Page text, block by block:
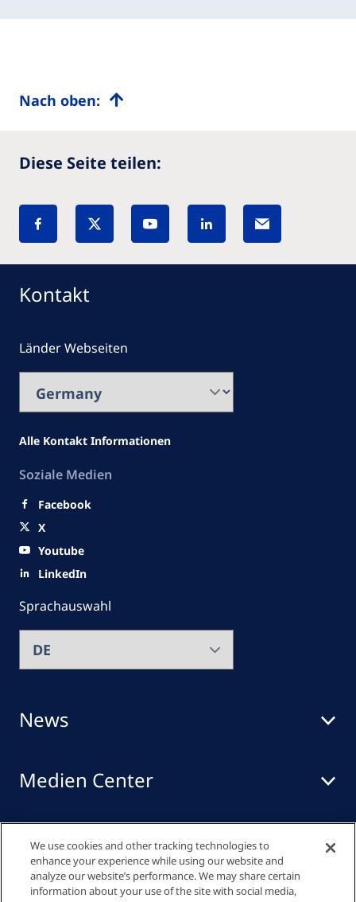
Nach oben:
Diese Seite teilen:
News
Medien Center
Events
Kontakt
Länder Webseiten
Alle Kontakt Informationen
Soziale Medien
Facebook
X
Youtube
LinkedIn
Sprachauswahl
We use cookies and other tracking technologies to
enhance your experience while using our website and
analyze our website’s performance. We may share certain
information about your use of the site with social media,